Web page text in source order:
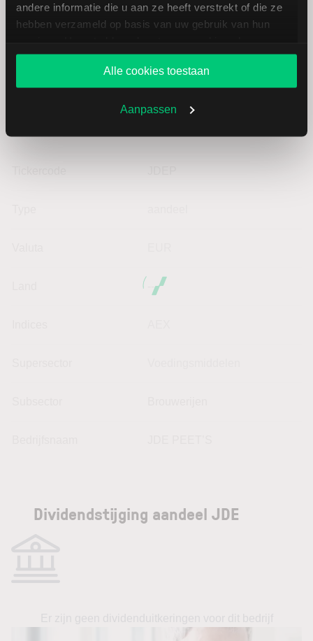
andere informatie die u aan ze heeft verstrekt of die ze
hebben verzameld op basis van uw gebruik van hun
website blijft gebruiken.
Alle cookies toestaan
Aanpassen
Basisgegevens JDE
--
Dividendstijging aandeel JDE